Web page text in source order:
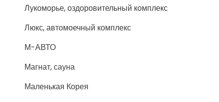
Лукоморье, оздоровительный комплекс
Люкс, автомоечный комплекс
М-АВТО
Магнат, сауна
Маленькая Корея